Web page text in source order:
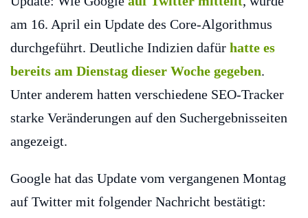
am 16. April ein Update des Core-Algorithmus
durchgeführt. Deutliche Indizien dafür hatte es
bereits am Dienstag dieser Woche gegeben.
Unter anderem hatten verschiedene SEO-Tracker
starke Veränderungen auf den Suchergebnisseiten
angezeigt.
Google hat das Update vom vergangenen Montag
auf Twitter mit folgender Nachricht bestätigt: